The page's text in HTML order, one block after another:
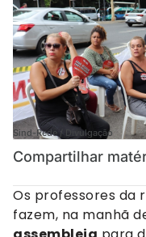
Sind-Rede / Divulgação
Compartilhar
Os professores da
fazem, na manhã